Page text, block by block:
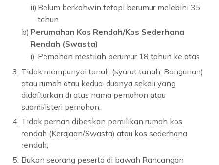
ii) Belum berkahwin tetapi berumur melebihi 35
tahun
b) Perumahan Kos Rendah/Kos Sederhana
Rendah (Swasta)
i) Pemohon mestilah berumur 18 tahun ke atas
3. Tidak mempunyai tanah (syarat tanah: Bangunan)
atau rumah atau kedua-duanya sekali yang
didaftarkan di atas nama pemohon atau
suami/isteri pemohon;
4. Tidak pernah diberikan pemilikan rumah kos
rendah (Kerajaan/Swasta) atau kos sederhana
rendah;
5. Bukan seorang peserta di bawah Rancangan